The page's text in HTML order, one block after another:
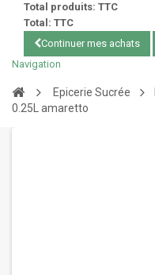
Total produits: TTC
Total: TTC
Continuer mes achats
Navigation
Epicerie Sucrée
0.25L amaretto